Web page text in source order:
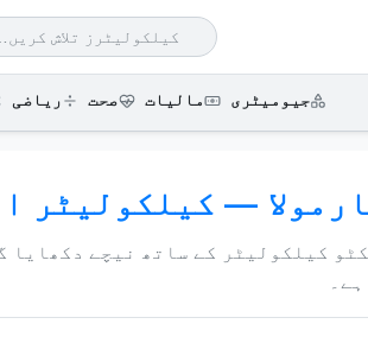
جیومیٹری مالیات صحت ریاضی
— کیلکولیٹر
کیلکولیٹر کے ساتھ نیچے